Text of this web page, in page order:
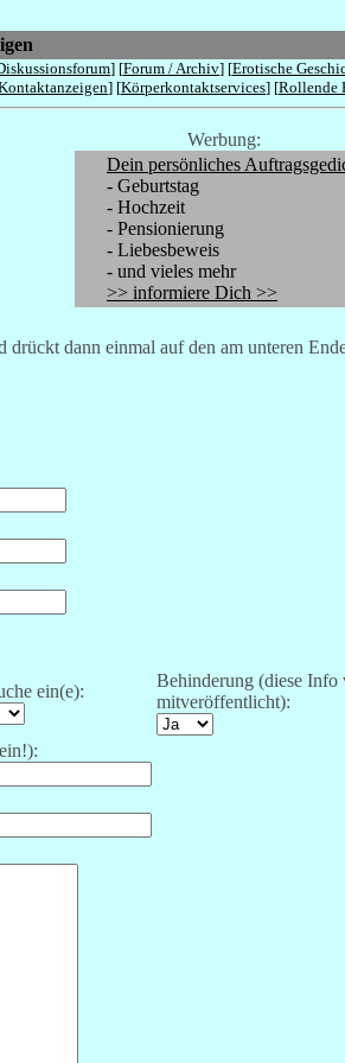
] [Forum / Archiv] [Erotische
] [Körperkontaktservices] [Rollende
Werbung:
Dein persönliches
- Geburtstag
- Hochzeit
- Pensionierung
- Liebesbeweis
- und vieles mehr
>> informiere Dich >>
dann einmal auf den am unteren
ein(e):
Behinderung (diese
mitveröffentlicht):